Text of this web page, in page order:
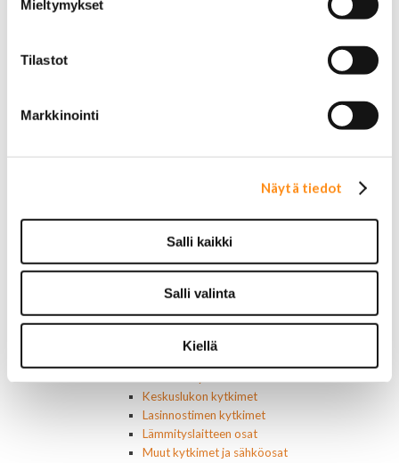
Mieltymykset
Tilastot
Markkinointi
Näytä tiedot
Salli kaikki
Salli valinta
Kiellä
Ohjainlaitteet
Startit ja startin osat
Starttimoottorin osat
Sytytysosat
Keskuslukon kytkimet
Lasinnostimen kytkimet
Lämmityslaitteen osat
Muut kytkimet ja sähköosat